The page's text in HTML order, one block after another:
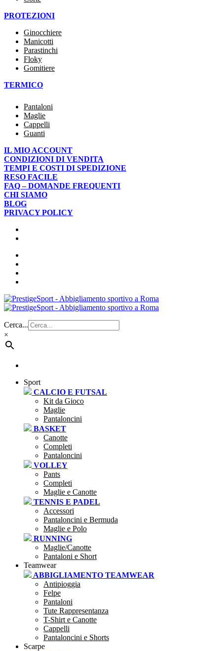
PROTEZIONI
Ginocchiere
Manicotti
Parastinchi
Floky
Gomitiere
TERMICO
Pantaloni
Maglie
Cappelli
Guanti
IL MIO ACCOUNT
CONDIZIONI DI VENDITA
TEMPI E COSTI DI SPEDIZIONE
RESO FACILE
FAQ – DOMANDE FREQUENTI
CHI SIAMO
BLOG
PRIVACY POLICY
Cerca...
×
Sport
CALCIO E FUTSAL
Kit da Gioco
Maglie
Pantaloncini
BASKET
Canotte
Completi
Pantaloncini
VOLLEY
Pants
Completi
Maglie e Canotte
TENNIS E PADEL
Accessori
Pantaloncini e Bermuda
Maglie e Polo
RUNNING
Maglie/Canotte
Pantaloni e Short
Teamwear
ABBIGLIAMENTO TEAMWEAR
Antipioggia
Felpe
Pantaloni
Tute Rappresentanza
T-Shirt e Canotte
Cappelli
Pantaloncini e Shorts
Scarpe